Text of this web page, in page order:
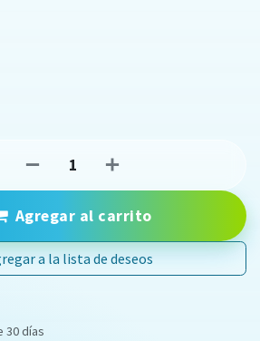
Agregar al carrito
a la lista de deseos
30 días